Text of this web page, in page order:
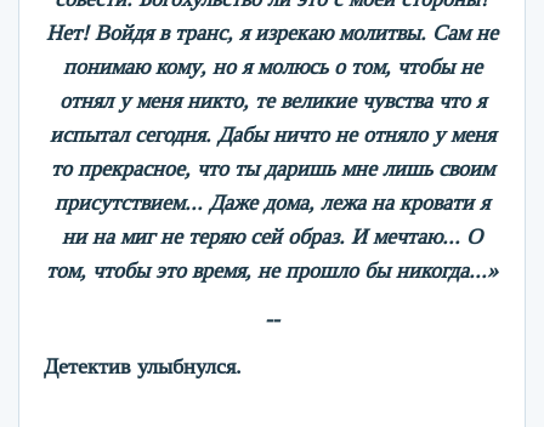
Нет! Войдя в транс, я изрекаю молитвы. Сам не
понимаю кому, но я молюсь о том, чтобы не
отнял у меня никто, те великие чувства что я
испытал сегодня. Дабы ничто не отняло у меня
то прекрасное, что ты даришь мне лишь своим
присутствием... Даже дома, лежа на кровати я
ни на миг не теряю сей образ. И мечтаю... О
том, чтобы это время, не прошло бы никогда...»
--
Детектив улыбнулся.